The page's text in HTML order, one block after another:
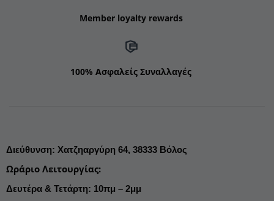
Member loyalty rewards
100% Ασφαλείς Συναλλαγές
Διεύθυνση: Χατζηαργύρη 64, 38333 Βόλος
Ωράριο Λειτουργίας:
Δευτέρα & Τετάρτη: 10πμ – 2μμ